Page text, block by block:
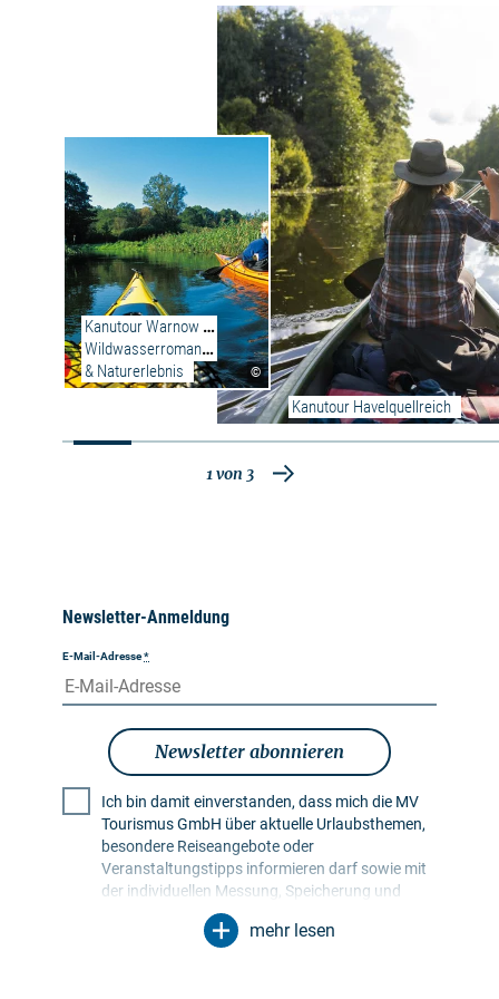
Weitere Informationen zur Peene
©
Kanutour Warnow –
Wildwasserromantik
& Naturerlebnis
Kanutour Havelquellreich
1 von 3
Newsletter-Anmeldung
E-Mail-Adresse*
Newsletter abonnieren
Ich bin damit einverstanden, dass mich die MV
Tourismus GmbH über aktuelle Urlaubsthemen,
besondere Reiseangebote oder
Veranstaltungstipps informieren darf sowie mit
der individuellen Messung, Speicherung und
Auswertung von Öffnungs- und Klickraten in
Empfängerprofilen zu Zwecken der Gestaltung
mehr lesen